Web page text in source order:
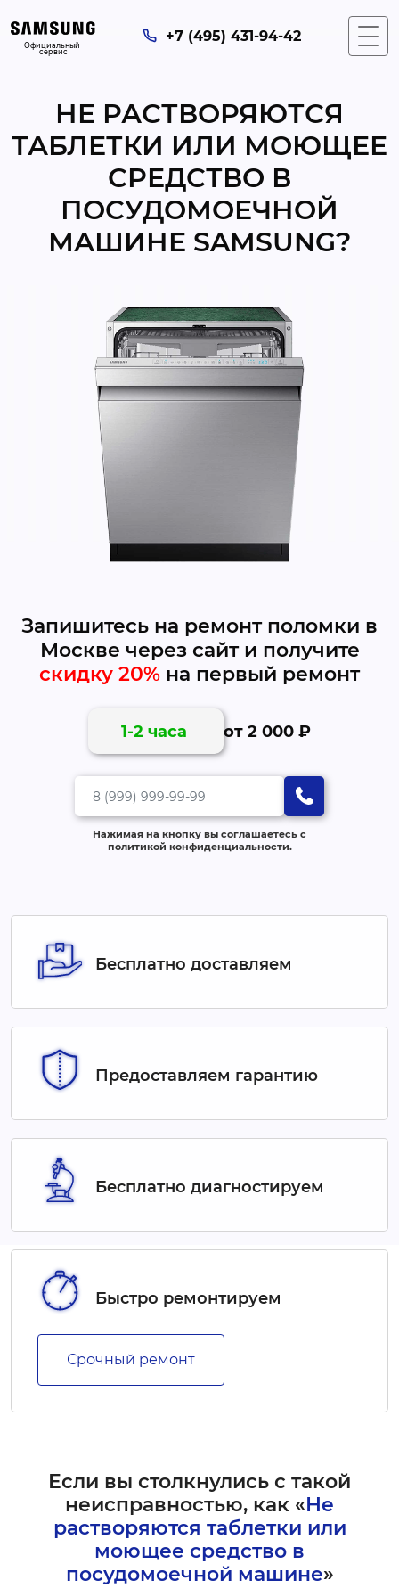
Официальный
сервис
+7 (495) 431-94-42
НЕ РАСТВОРЯЮТСЯ
ТАБЛЕТКИ ИЛИ МОЮЩЕЕ
СРЕДСТВО В
ПОСУДОМОЕЧНОЙ
МАШИНЕ SAMSUNG?
Запишитесь на ремонт поломки в
Москве через сайт и получите
скидку 20% на первый ремонт
1-2 часа от 2 000 ₽
Нажимая на кнопку вы соглашаетесь с
политикой конфиденциальности.
Бесплатно доставляем
Предоставляем гарантию
Бесплатно диагностируем
Быстро ремонтируем
Срочный ремонт
Если вы столкнулись с такой
неисправностью, как «Не
растворяются таблетки или
моющее средство в
посудомоечной машине»